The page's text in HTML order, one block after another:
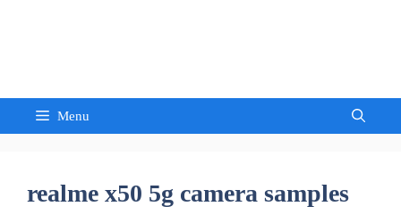
Menu
realme x50 5g camera samples